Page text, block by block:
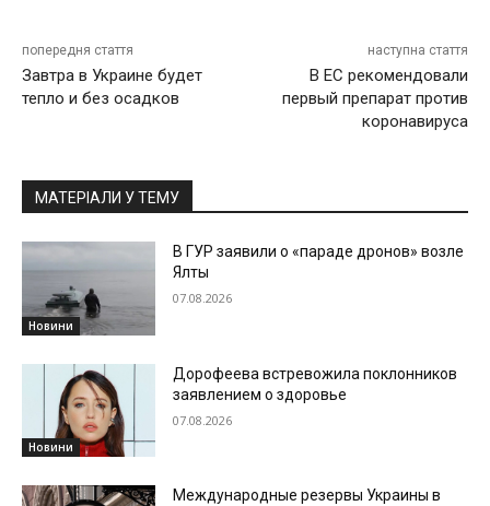
попередня стаття
Завтра в Украине будет
тепло и без осадков
наступна стаття
В ЕС рекомендовали
первый препарат против
коронавируса
МАТЕРІАЛИ У ТЕМУ
Новини
В ГУР заявили о «параде дронов» возле
Ялты
07.08.2026
Новини
Дорофеева встревожила поклонников
заявлением о здоровье
07.08.2026
Международные резервы Украины в